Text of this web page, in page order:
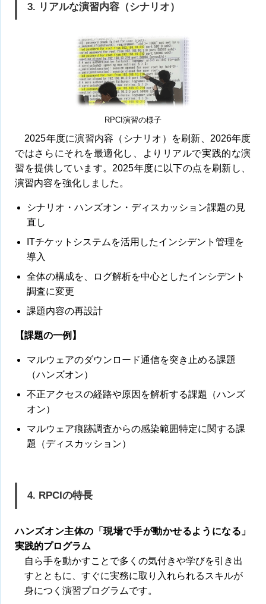
3. リアルな演習内容（シナリオ）
RPCI演習の様子
2025年度に演習内容（シナリオ）を刷新、2026年度
ではさらにそれを最適化し、よりリアルで実践的な演
習を提供しています。2025年度に以下の点を刷新し、
演習内容を強化しました。
シナリオ・ハンズオン・ディスカッション課題の見
直し
ITチケットシステムを活用したインシデント管理を
導入
全体の構成を、ログ解析を中心としたインシデント
調査に変更
課題内容の再設計
【課題の一例】
マルウェアのダウンロード通信を突き止める課題
（ハンズオン）
不正アクセスの経路や原因を解析する課題（ハンズ
オン）
マルウェア痕跡調査からの感染範囲特定に関する課
題（ディスカッション）
4. RPCIの特長
ハンズオン主体の「現場で手が動かせるようになる」
実践的プログラム
自ら手を動かすことで多くの気付きや学びを引き出
すとともに、すぐに実務に取り入れられるスキルが
身につく演習プログラムです。